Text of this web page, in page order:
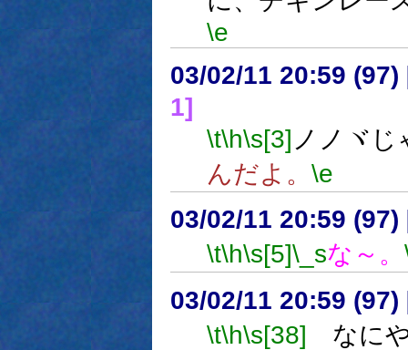
\e
03/02/11 20:59 (97)
1]
\t\h\s[3] ノノヾじ
んだよ。 \e
03/02/11 20:59 (97)
\t\h\s[5]\_sな～。
03/02/11 20:59 (97)
\t\h\s[38] なにや